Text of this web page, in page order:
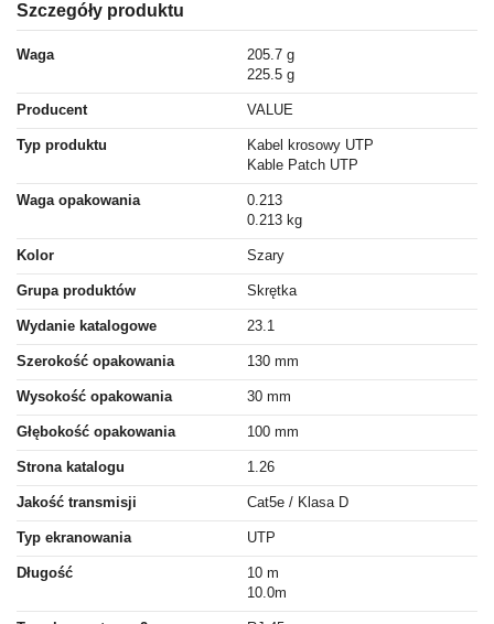
Szczegóły produktu
Waga
205.7 g
225.5 g
Producent VALUE
Typ produktu
Kabel krosowy UTP
Kable Patch UTP
Waga opakowania
0.213
0.213 kg
Kolor Szary
Grupa produktów Skrętka
Wydanie katalogowe 23.1
Szerokość opakowania 130 mm
Wysokość opakowania 30 mm
Głębokość opakowania 100 mm
Strona katalogu 1.26
Jakość transmisji Cat5e / Klasa D
Typ ekranowania UTP
Długość
10 m
10.0m